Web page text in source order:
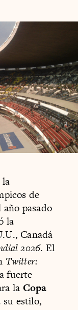
de
pasado
la
Canadá
2026. El
Twitter:
fuerte
la Copa
su estilo,